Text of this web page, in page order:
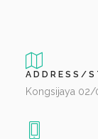
ADDRESS/
Kongsijaya 02/